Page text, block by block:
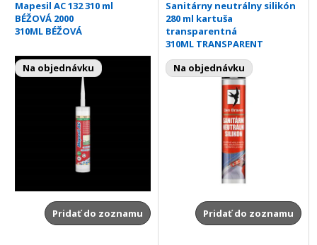
Mapesil AC 132 310 ml
BÉŽOVÁ 2000
310ML BÉŽOVÁ
Na objednávku
Pridať do zoznamu
Sanitárny neutrálny silikón
280 ml kartuša
transparentná
310ML TRANSPARENT
Na objednávku
Pridať do zoznamu